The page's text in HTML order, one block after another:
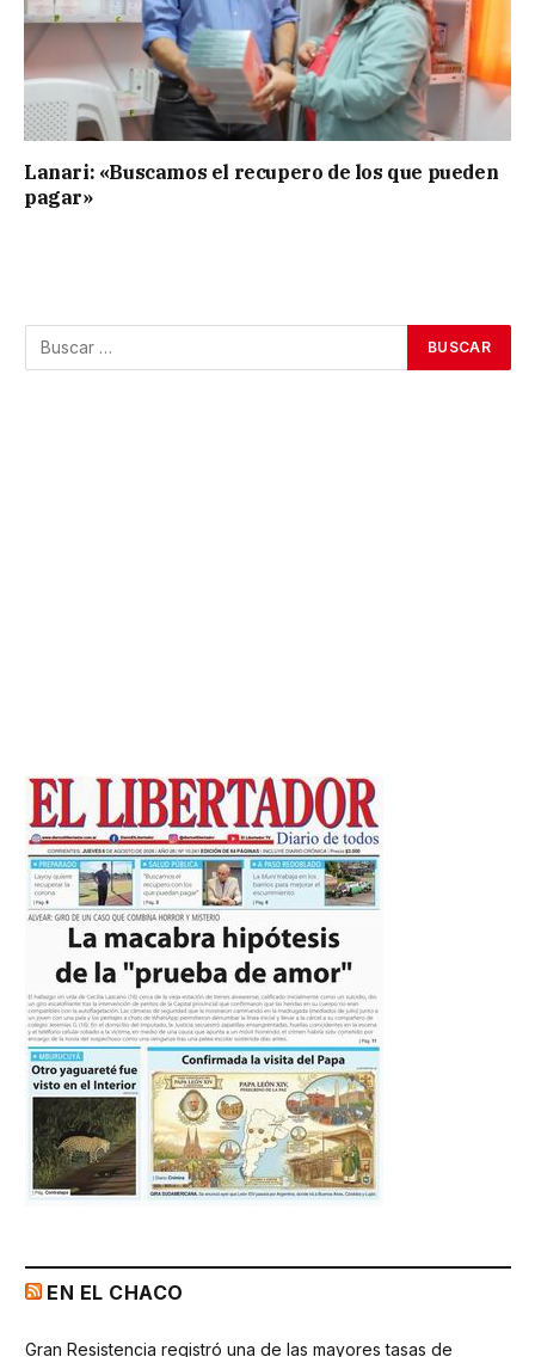
Lanari: «Buscamos el recupero de los que pueden
pagar»
EN EL CHACO
Gran Resistencia registró una de las mayores tasas de